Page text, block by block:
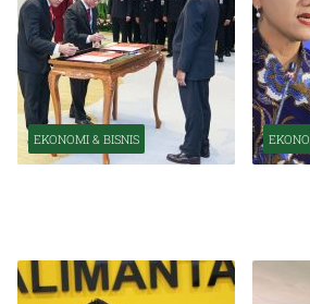
EKONOMI & BISNIS